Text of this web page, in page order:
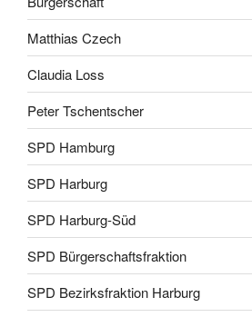
Matthias Czech
Claudia Loss
Peter Tschentscher
SPD Hamburg
SPD Harburg
SPD Harburg-Süd
SPD Bürgerschaftsfraktion
SPD Bezirksfraktion Harburg